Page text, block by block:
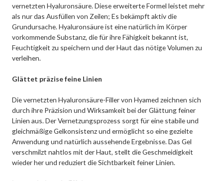
vernetzten Hyaluronsäure. Diese erweiterte Formel leistet mehr
als nur das Ausfüllen von Zeilen; Es bekämpft aktiv die
Grundursache. Hyaluronsäure ist eine natürlich im Körper
vorkommende Substanz, die für ihre Fähigkeit bekannt ist,
Feuchtigkeit zu speichern und der Haut das nötige Volumen zu
verleihen.
Glättet präzise feine Linien
Die vernetzten Hyaluronsäure-Filler von Hyamed zeichnen sich
durch ihre Präzision und Wirksamkeit bei der Glättung feiner
Linien aus. Der Vernetzungsprozess sorgt für eine stabile und
gleichmäßige Gelkonsistenz und ermöglicht so eine gezielte
Anwendung und natürlich aussehende Ergebnisse. Das Gel
verschmilzt nahtlos mit der Haut, stellt die Geschmeidigkeit
wieder her und reduziert die Sichtbarkeit feiner Linien.